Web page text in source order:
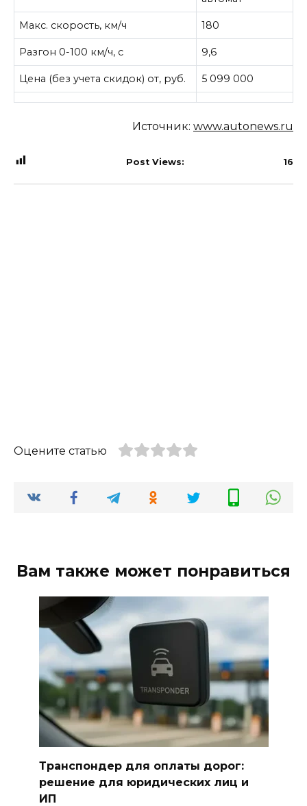
Макс. скорость, км/ч 180
Разгон 0-100 км/ч, с 9,6
Цена (без учета скидок) от, руб. 5 099 000
Источник: www.autonews.ru
Post Views: 16
Оцените статью
Вам также может понравиться
Транспондер для оплаты дорог:
решение для юридических лиц и
ИП